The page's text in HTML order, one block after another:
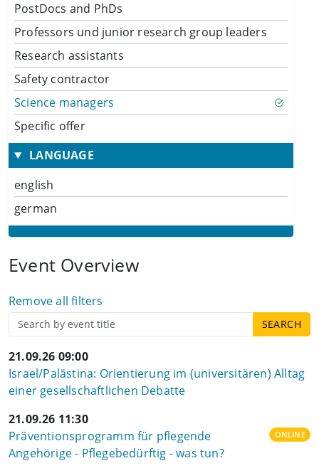
PostDocs and PhDs
Professors und junior research group leaders
Research assistants
Safety contractor
Science managers
Specific offer
LANGUAGE
english
german
Event Overview
Remove all filters
21.09.26 09:00
Israel/Palästina: Orientierung im (universitären) Alltag
einer gesellschaftlichen Debatte
21.09.26 11:30
Präventionsprogramm für pflegende
Angehörige - Pflegebedürftig - was tun?
ONLINE